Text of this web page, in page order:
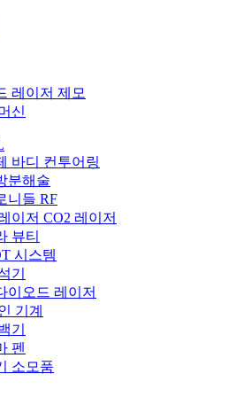
레이저 제모
신
바디 컨투어링
분해술
니들 RF
이저 CO2 레이저
뷰티
시스템
기
이오드 레이저
기계
기
펜
소모품